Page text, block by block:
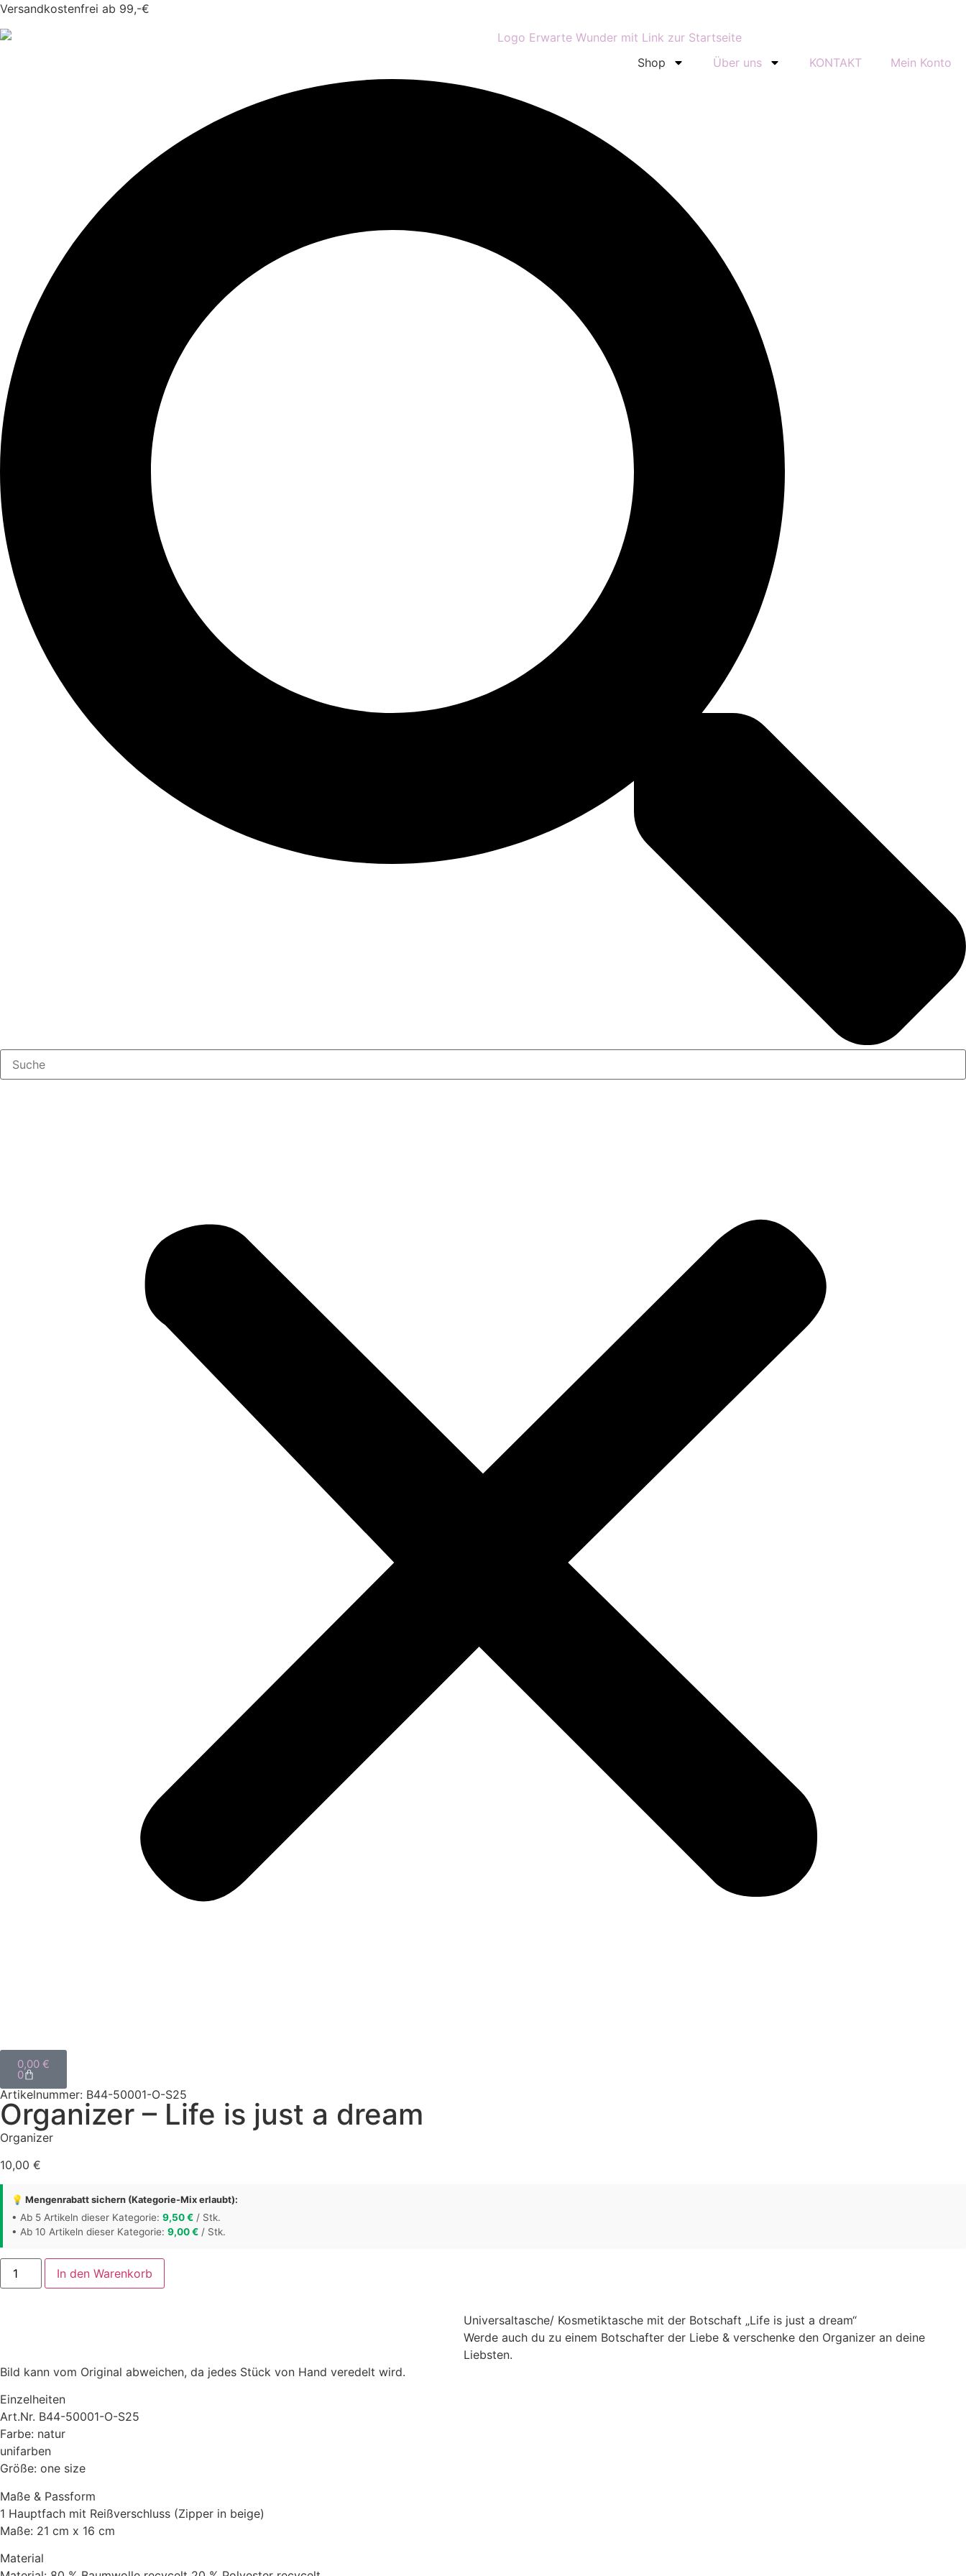
Versandkostenfrei ab 99,-€
Shop Über uns KONTAKT Mein Konto
0,00 €
0
Artikelnummer: B44-50001-O-S25
Organizer – Life is just a dream
Organizer
10,00 €
💡 Mengenrabatt sichern (Kategorie-Mix erlaubt):
• Ab 5 Artikeln dieser Kategorie: 9,50€ / Stk.
• Ab 10 Artikeln dieser Kategorie: 9,00€ / Stk.
In den Warenkorb
Universaltasche/ Kosmetiktasche mit der Botschaft „Life is just a dream“
Werde auch du zu einem Botschafter der Liebe & verschenke den Organizer an deine
Liebsten.
Bild kann vom Original abweichen, da jedes Stück von Hand veredelt wird.
Einzelheiten
Art.Nr. B44-50001-O-S25
Farbe: natur
unifarben
Größe: one size
Maße & Passform
1 Hauptfach mit Reißverschluss (Zipper in beige)
Maße: 21 cm x 16 cm
Material